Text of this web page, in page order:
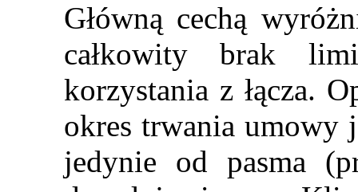
Główną cechą
całkowity brak
korzystania z łącza.
okres trwania umowy
jedynie od pasma